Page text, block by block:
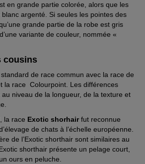
en grande partie colorée, alors que les
argenté. Si seules les pointes des
grande partie de la robe est gris
variante de couleur, nommée «
cousins
de race commun avec la race de
la race Colourpoint. Les différences
au niveau de la longueur, de la texture et
la race Exotic shorhairfut reconnue
de chats à l’échelle européenne.
de l’Exotic shorthair sont similaires au
shorthair présente un pelage court,
ours en peluche.